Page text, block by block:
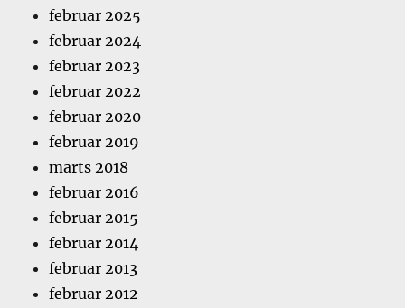
februar 2025
februar 2024
februar 2023
februar 2022
februar 2020
februar 2019
marts 2018
februar 2016
februar 2015
februar 2014
februar 2013
februar 2012